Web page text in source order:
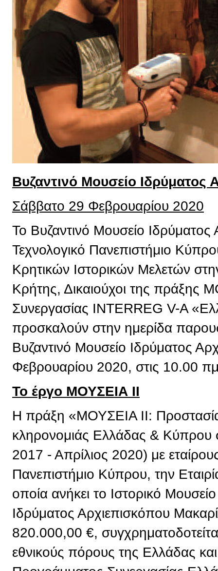
Βυζαντινό Μουσείο Ιδρύματος
Σάββατο 29 Φεβρουαρίου 2020
Το Βυζαντινό Μουσείο
Τεχνολογικό Πανεπιστήμιο
Κρητικών Ιστορικών Μελετών
Κρήτης, Δικαιούχοι της πράξης
Συνεργασίας INTERREG V-A
προσκαλούν στην ημερίδα
Βυζαντινό Μουσείο Ιδρύματος
Φεβρουαρίου 2020, στις 10.00
Το έργο ΜΟΥΣΕΙΑ ΙΙ
Η πράξη «ΜΟΥΣΕΙΑ ΙΙ: Προστασία
κληρονομιάς Ελλάδας & Κύπρου
2017 - Απρίλιος 2020) με
Πανεπιστήμιο Κύπρου, την
οποία ανήκει το Ιστορικό
Ιδρύματος Αρχιεπισκόπου
820.000,00 €,
εθνικούς πόρους της Ελλάδας